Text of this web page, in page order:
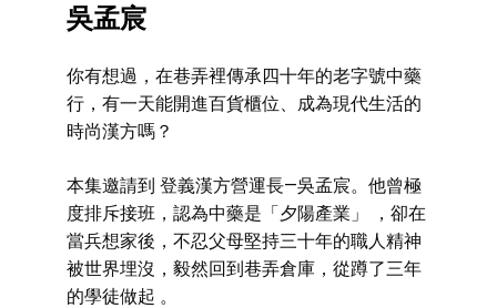
吳孟宸
你有想過，在巷弄裡傳承四十年的老字號中藥
行，有一天能開進百貨櫃位、成為現代生活的
時尚漢方嗎？
本集邀請到 登義漢方營運長—吳孟宸。他曾極
度排斥接班，認為中藥是「夕陽產業」 ，卻在
當兵想家後，不忍父母堅持三十年的職人精神
被世界埋沒，毅然回到巷弄倉庫，從蹲了三年
的學徒做起 。